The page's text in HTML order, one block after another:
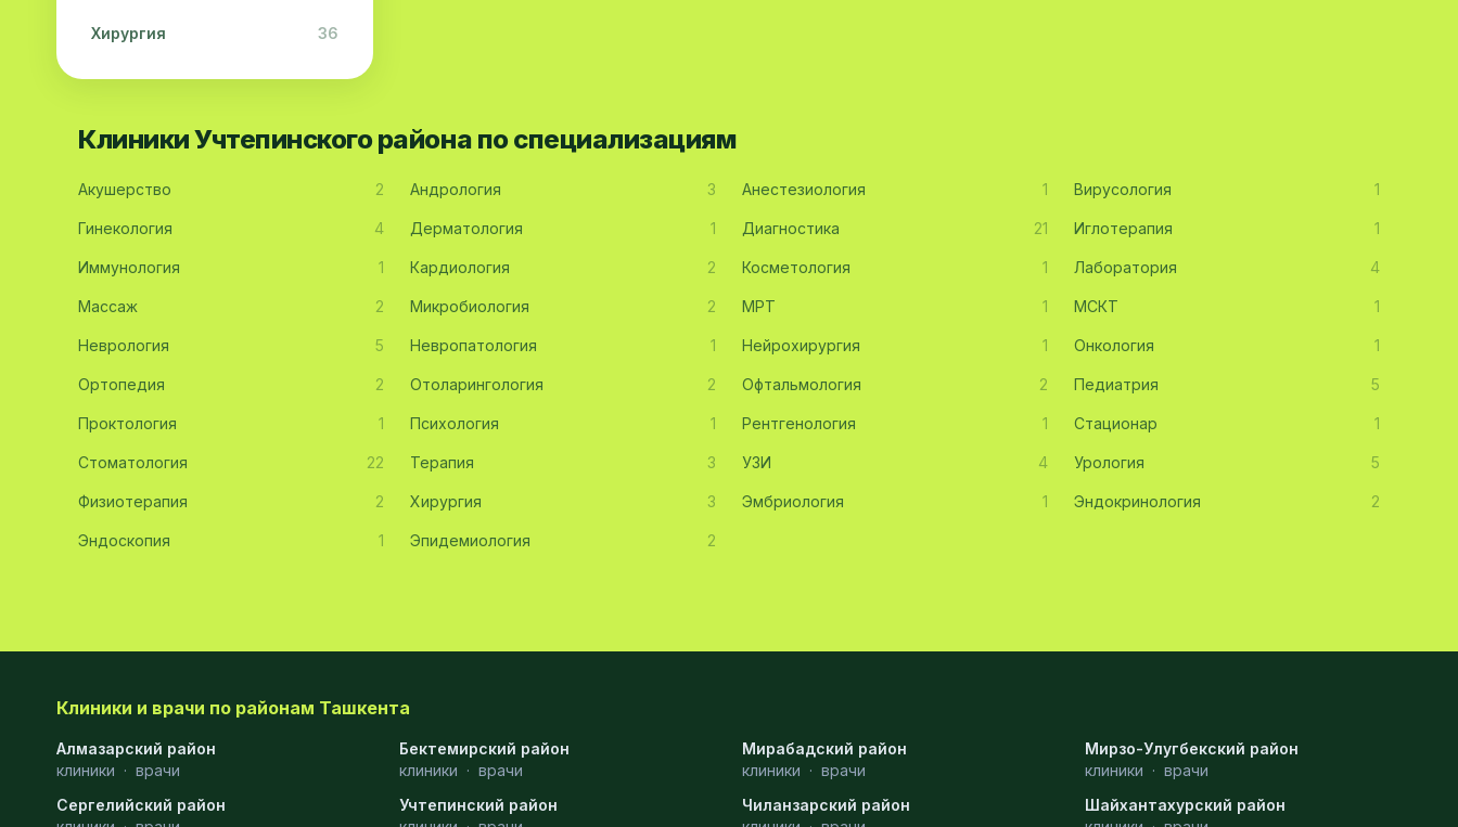
Хирургия 36
Физиотерапия 31
Эмбриология
Акушерство
Ортопедия
Массаж
Репродуктология
Аллергология
Психология
Клиники Учтепинского района по специализациям
Акушерство 2 Андрология 3 Анестезиология 1 Вирусология 1
Гинекология 4 Дерматология 1 Диагностика 21 Иглотерапия 1
Иммунология 1 Кардиология 2 Косметология 1 Лаборатория 4
Массаж 2 Микробиология 2 МРТ 1 МСКТ 1
Неврология 5 Невропатология 1 Нейрохирургия 1 Онкология 1
Ортопедия 2 Отоларингология 2 Офтальмология 2 Педиатрия 5
Проктология 1 Психология 1 Рентгенология 1 Стационар 1
Стоматология 22 Терапия 3 УЗИ 4 Урология 5
Физиотерапия 2 Хирургия 3 Эмбриология 1 Эндокринология 2
Эндоскопия 1 Эпидемиология 2
Клиники и врачи по районам Ташкента
Алмазарский район
клиники · врачи
Бектемирский район
клиники · врачи
Мирабадский район
клиники · врачи
Мирзо-Улугбекский район
клиники · врачи
Сергелийский район
Учтепинский район
Чиланзарский район
Шайхантахурский район